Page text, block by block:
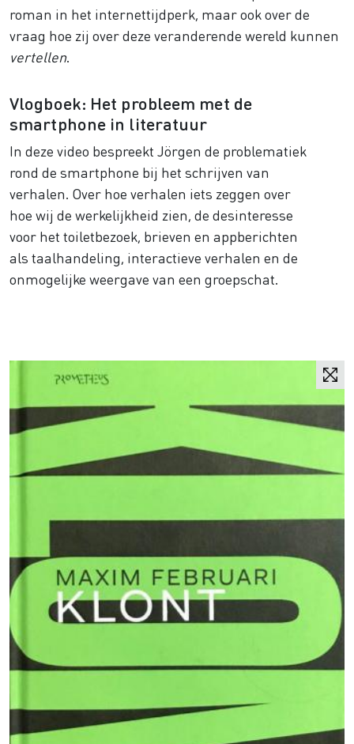
roman in het internettijdperk, maar ook over de
vraag hoe zij over deze veranderende wereld kunnen
vertellen.
Vlogboek: Het probleem met de
smartphone in literatuur
In deze video bespreekt Jörgen de problematiek
rond de smartphone bij het schrijven van
verhalen. Over hoe verhalen iets zeggen over
hoe wij de werkelijkheid zien, de desinteresse
voor het toiletbezoek, brieven en appberichten
als taalhandeling, interactieve verhalen en de
onmogelijke weergave van een groepschat.